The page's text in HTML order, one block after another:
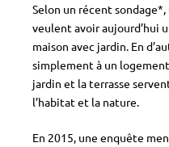
Selon un récent
veulent avoir aujourd’hui
maison avec jardin. En
simplement à un
jardin et la terrasse
l’habitat et la nature.
En 2015, une enquête